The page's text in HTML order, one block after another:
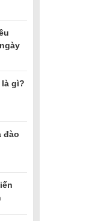
gì?
đào